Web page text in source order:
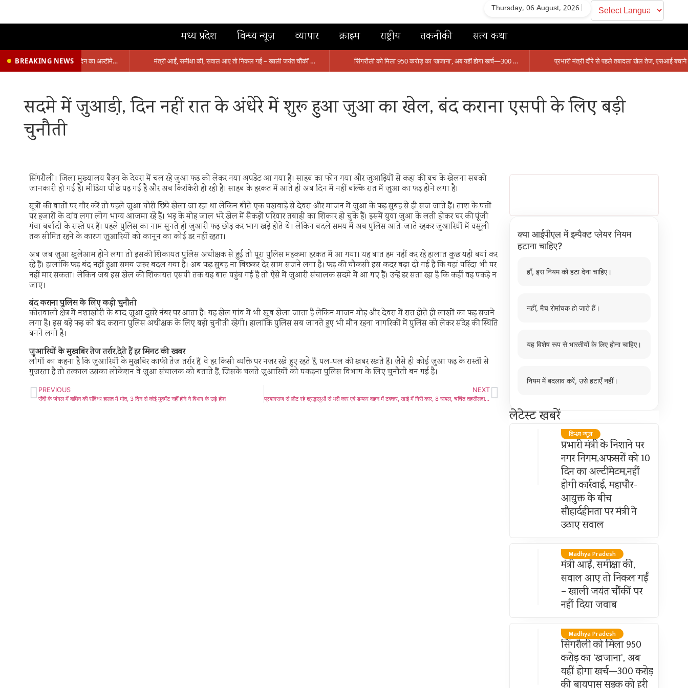
Thursday, 06 August, 2026
मध्य प्रदेश विन्ध्य न्यूज़ व्यापार क्राइम राष्ट्रीय तकनीकी सत्य कथा
BREAKING NEWS प्रभारी मंत्री के निशाने पर नगर निगम,अफसरों को 10 दिन का अल्टीमेटम,नहीं होगी कार्रवाई, महापौर-आयुक्त के बीच सौहार्दहीनता पर मंत्री ने उठाए सवाल मंत्री आईं, समीक्षा की, सवाल आए तो निकल गईं – खाली जयंत चौंकीं पर नहीं दिया जवाब सिंगरौली को मिला 950 करोड़ का ‘खजाना’, अब यहीं होगा खर्च—300 करोड़ की बायपास सड़क को हरी झंडी!
सदमे में जुआडी़, दिन नहीं रात के अंधेरे में शुरू हुआ जुआ का खेल, बंद कराना एसपी के लिए बड़ी
चुनौती
सिंगरौली। जिला मुख्यालय बैढ़न के देवरा में चल रहे जुआ फड को लेकर नया अपडेट आ गया है। साहब का फोन गया और जुआड़ियों से कहा की बच के खेलना सबको
जानकारी हो गई है। मीडिया पीछे पड़ गई है और अब किरकिरी हो रही है। साहब के हरकत में आते ही अब दिन में नहीं बल्कि रात में जुआ का फड़ होने लगा है।
सूत्रों की बातों पर गौर करें तो पहले जुआ चोरी छिपे खेला जा रहा था लेकिन बीते एक पखवाड़े से देवरा और माजन में जुआ के फड़ सुबह से ही सज जाते हैं। ताश के पत्तों
पर हजारों के दांव लगा लोग भाग्य आजमा रहे हैं। भड़ के मोह जाल भरे खेल में सैकड़ों परिवार तबाही का शिकार हो चुके हैं। इसमें युवा जुआ के लती होकर घर की पूंजी
गंवा बर्बादी के रास्ते पर हैं। पहले पुलिस का नाम सुनते ही जुआरी फड़ छोड़ कर भाग खड़े होते थे। लेकिन बदले समय में अब पुलिस आते-जाते रहकर जुआरियों में वसूली
तक सीमित रहने के कारण जुआरियों को कानून का कोई डर नहीं रहता।
अब जब जुआ खुलेआम होने लगा तो इसकी शिकायत पुलिस अधीक्षक से हुई तो पूरा पुलिस महकमा हरकत में आ गया। यह बात हम नहीं कर रहे हालात कुछ यही बयां कर
रहे हैं। हालांकि फड़ बंद नहीं हुआ समय जरुर बदल गया है। अब फड़ सुबह ना बिछकर देर साम सजने लगा है। फड़ की चौकसी इस कदर बढ़ा दी गई है कि यहां परिंदा भी पर
नहीं मार सकता। लेकिन जब इस खेल की शिकायत एसपी तक यह बात पहुंच गई है तो ऐसे में जुआरी संचालक सदमे में आ गए हैं। उन्हें डर सता रहा है कि कहीं वह पकड़े न
जाए।
बंद कराना पुलिस के लिए कड़ी चुनौती
कोतवाली क्षेत्र में नशाखोरी के बाद जुआ दूसरे नंबर पर आता है। यह खेल गांव में भी खूब खेला जाता है लेकिन माजन मोड़ और देवरा में रात होते ही लाखों का फड़ सजने
लगा है। इस बड़े फड़ को बंद कराना पुलिस अधीक्षक के लिए बड़ी चुनौती रहेगी। हालांकि पुलिस सब जानते हुए भी मौन रहना नागरिकों में पुलिस को लेकर संदेह की स्थिति
बनने लगी है।
जुआरियों के मुखबिर तेज तर्रार,देते हैं हर मिनट की खबर
लोगों का कहना है कि जुआरियों के मुखबिर काफी तेज तर्रार हैं, वे हर किसी व्यक्ति पर नजर रखे हुए रहते हैं, पल-पल की खबर रखते हैं। जैसे ही कोई जुआ फड़ के रास्तों से
गुजरता है तो तत्काल उसका लोकेशन वे जुआ संचालक को बताते हैं, जिसके चलते जुआरियों को पकड़ना पुलिस विभाग के लिए चुनौती बन गई है।
PREVIOUS
रौंदी के जंगल में बाघिन की संदिग्ध हालत में मौत, 3 दिन से कोई मूवमेंट नहीं होने ने विभाग के उड़े होश
NEXT
प्रयागराज से लौट रहे श्रद्धालुओं से भरी कार एवं डम्फर वाहन में टक्कर, खाई में गिरी कार, 8 घायल, चर्चित तहसीलदार का छतरपुर तबादला
क्या आईपीएल में इम्पैक्ट प्लेयर नियम
हटाना चाहिए?
हाँ, इस नियम को हटा देना चाहिए।
नहीं, मैच रोमांचक हो जाते हैं।
यह विशेष रूप से भारतीयों के लिए होना चाहिए।
नियम में बदलाव करें, उसे हटाएँ नहीं।
लेटेस्ट खबरें
विन्ध्य न्यूज़
प्रभारी मंत्री के निशाने पर
नगर निगम,अफसरों को 10
दिन का अल्टीमेटम,नहीं
होगी कार्रवाई, महापौर-
आयुक्त के बीच
सौहार्दहीनता पर मंत्री ने
उठाए सवाल
Madhya Pradesh
मंत्री आईं, समीक्षा की,
सवाल आए तो निकल गईं
– खाली जयंत चौंकीं पर
नहीं दिया जवाब
Madhya Pradesh
सिंगरौली को मिला 950
करोड़ का ‘खजाना’, अब
यहीं होगा खर्च—300 करोड़